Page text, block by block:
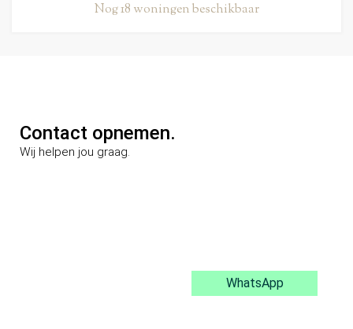
Nog 18 woningen beschikbaar
Contact opnemen.
Wij helpen jou graag.
WhatsApp